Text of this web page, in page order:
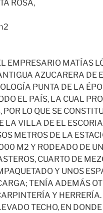
ROSA,
EMPRESARIO MATÍAS
AZUCARERA DE
PUNTA DE LA
EL PAÍS, LA CUAL
POR LO QUE SE
LA VILLA DE EL
METROS DE LA
M2 Y RODEADO DE
CUARTO DE
Y UNOS
TENÍA ADEMÁS
Y
TECHO, EN